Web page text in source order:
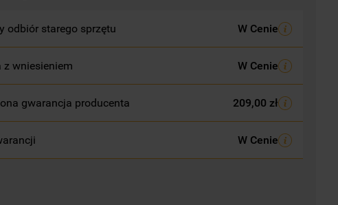
odbiór starego sprzętu W Cenie
z wniesieniem W Cenie
gwarancja producenta 209,00 zł
W Cenie